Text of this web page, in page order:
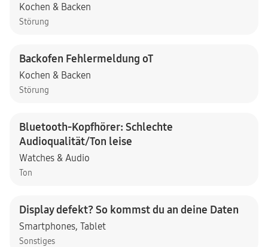
Kochen & Backen
Störung
Backofen Fehlermeldung oT
Kochen & Backen
Störung
Bluetooth-Kopfhörer: Schlechte
Audioqualität/Ton leise
Watches & Audio
Ton
Display defekt? So kommst du an deine Daten
Smartphones, Tablet
Sonstiges